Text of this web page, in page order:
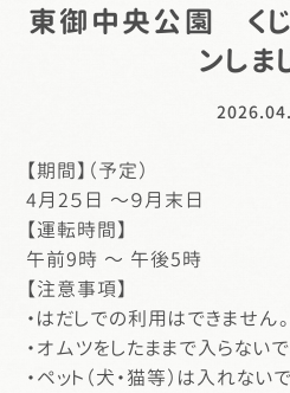
東御中央公園 く
ンしま
【期間】（予定）
4月2５日 〜９月末日
【運転時間】
午前9時 〜 午後5時
【注意事項】
・はだしでの利用はできません。
・オムツをしたままで入らないで
・ペット（犬・猫等）は入れない